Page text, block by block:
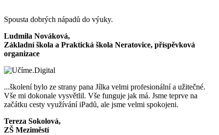
Spousta dobrých nápadů do výuky.
Ludmila Nováková,
Základní škola a Praktická škola Neratovice, příspěvková
organizace
...školení bylo ze strany pana Jílka velmi profesionální a užitečné.
Vše mi dokonale vysvětlil. Vše funguje jak má. Jsme teprve na
začátku cesty využívání iPadů, ale jsme velmi spokojeni.
Tereza Sokolová,
ZŠ Meziměstí